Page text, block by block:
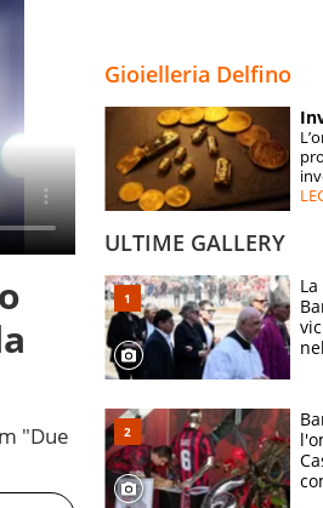
"Due
Gioielleria Delfino
ULTIME GALLERY